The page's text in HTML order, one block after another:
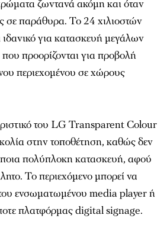
ζωντανά ακόμη και όταν
σε παράθυρα. To 24 χιλιοστών
ιδανικό για κατασκευή μεγάλων
προορίζονται για προβολή
περιεχομένου σε χώρους
του LG Transparent Colour
στην τοποθέτηση, καθώς δεν
πολύπλοκη κατασκευή, αφού
Το περιεχόμενο μπορεί να
ενσωματωμένου media player ή
πλατφόρμας digital signage.